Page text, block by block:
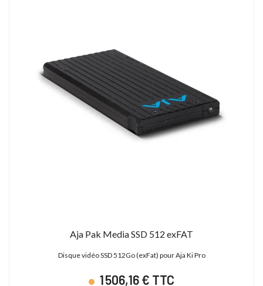
Aja Pak Media SSD 512 exFAT
Disque vidéo SSD 512Go (exFat) pour Aja Ki Pro
1 506,16 € TTC